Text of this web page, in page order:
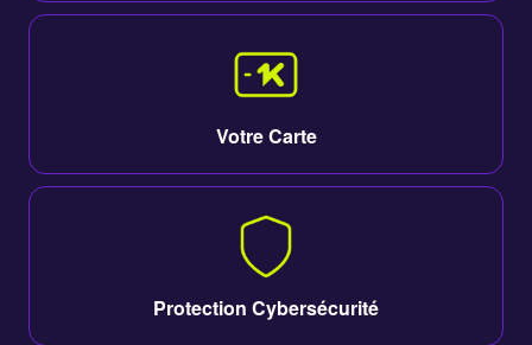
Votre Carte
Protection Cybersécurité